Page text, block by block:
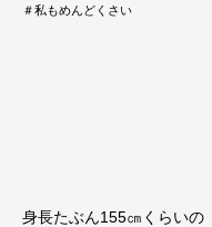
＃私もめんどくさい
身長たぶん155㎝くらいの